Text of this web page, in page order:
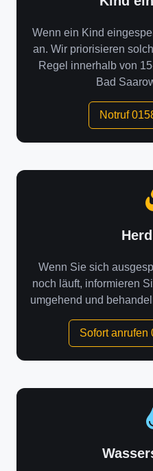
Wenn ein Kind
an. Wir priorisieren
Regel innerhalb von
Bad
Notruf
Wenn Sie sich
noch läuft, informieren
umgehend und
Sofort anrufen